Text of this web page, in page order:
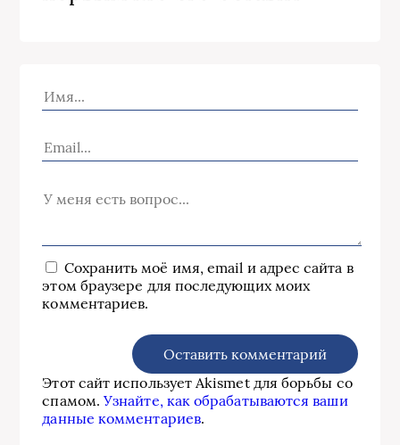
Сохранить моё имя, email и адрес сайта в
этом браузере для последующих моих
комментариев.
Этот сайт использует Akismet для борьбы со
спамом.Узнайте, как обрабатываются ваши
данные комментариев.